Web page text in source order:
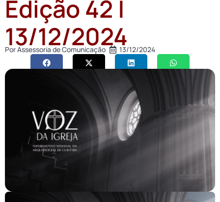
Edição 42 |
13/12/2024
PorAssessoria de Comunicação 13/12/2024